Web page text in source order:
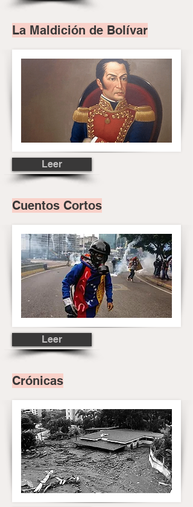
La Maldición de Bolívar
Leer
Cuentos Cortos
Leer
Crónicas